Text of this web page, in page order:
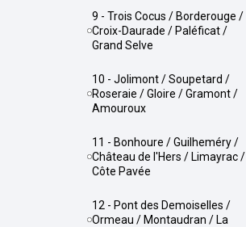
9 - Trois Cocus / Borderouge /
Croix-Daurade / Paléficat /
Grand Selve
10 - Jolimont / Soupetard /
Roseraie / Gloire / Gramont /
Amouroux
11 - Bonhoure / Guilheméry /
Château de l'Hers / Limayrac /
Côte Pavée
12 - Pont des Demoiselles /
Ormeau / Montaudran / La